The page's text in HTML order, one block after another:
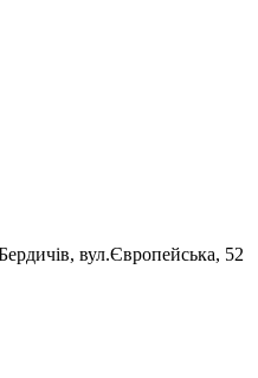
вул.Європейська, 52